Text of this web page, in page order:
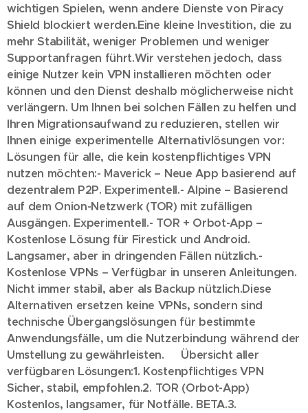
wichtigen Spielen, wenn andere Dienste von Piracy
Shield blockiert werden.Eine kleine Investition, die zu
mehr Stabilität, weniger Problemen und weniger
Supportanfragen führt.Wir verstehen jedoch, dass
einige Nutzer kein VPN installieren möchten oder
können und den Dienst deshalb möglicherweise nicht
verlängern. Um Ihnen bei solchen Fällen zu helfen und
Ihren Migrationsaufwand zu reduzieren, stellen wir
Ihnen einige experimentelle Alternativlösungen vor:
Lösungen für alle, die kein kostenpflichtiges VPN
nutzen möchten:- Maverick – Neue App basierend auf
dezentralem P2P. Experimentell.- Alpine – Basierend
auf dem Onion-Netzwerk (TOR) mit zufälligen
Ausgängen. Experimentell.- TOR + Orbot-App –
Kostenlose Lösung für Firestick und Android.
Langsamer, aber in dringenden Fällen nützlich.-
Kostenlose VPNs – Verfügbar in unseren Anleitungen.
Nicht immer stabil, aber als Backup nützlich.Diese
Alternativen ersetzen keine VPNs, sondern sind
technische Übergangslösungen für bestimmte
Anwendungsfälle, um die Nutzerbindung während der
Umstellung zu gewährleisten. 🔁 Übersicht aller
verfügbaren Lösungen:1. Kostenpflichtiges VPN
Sicher, stabil, empfohlen.2. TOR (Orbot-App)
Kostenlos, langsamer, für Notfälle. BETA.3.